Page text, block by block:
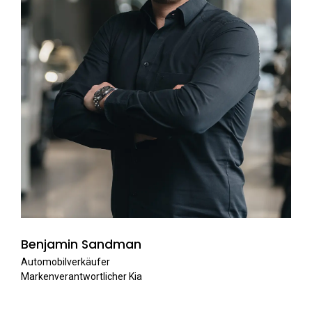
Benjamin Sandman
Automobilverkäufer
Markenverantwortlicher Kia